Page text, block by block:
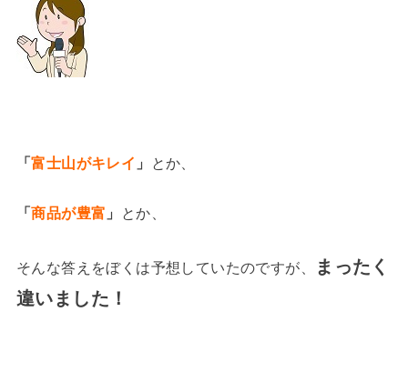
「富士山がキレイ 」 とか、
「商品が豊富 」 とか、
そんな答えをぼくは予想していたのですが、
まったく
違いました！